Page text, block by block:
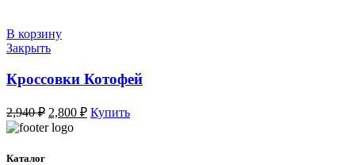
В корзину
Закрыть
Кроссовки Котофей
2,940₽ Первоначальная
цена
составляла
2,800 ₽Текущая
цена:
Купить
Каталог